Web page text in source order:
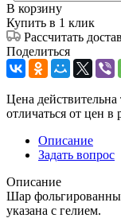
В корзину
Купить в 1 клик
Рассчитать
Поделиться
Цена
отличаться от цен
Описание
Задать вопрос
Описание
Шар
указана с гелием.